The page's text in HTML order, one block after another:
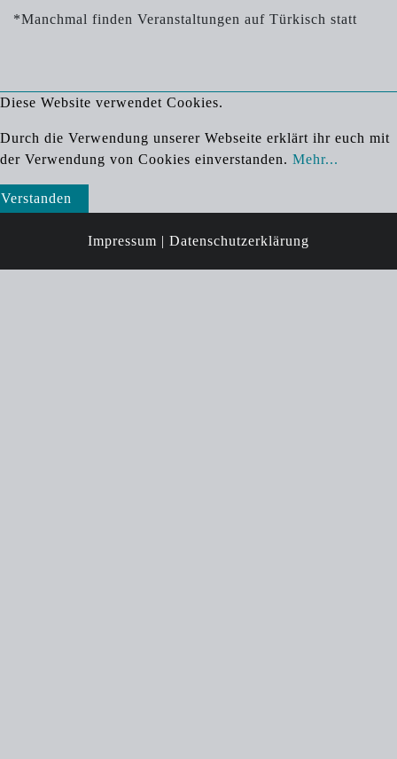
*Manchmal finden Veranstaltungen auf Türkisch statt
Diese Website verwendet Cookies.
Durch die Verwendung unserer Webseite erklärt ihr euch mit
der Verwendung von Cookies einverstanden. Mehr...
Verstanden
Impressum | Datenschutzerklärung